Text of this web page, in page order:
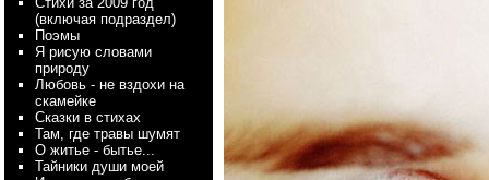
(включая подраздел)
Поэмы
Я рисую словами
природу
Любовь - не вздохи на
скамейке
Сказки в стихах
Там, где травы шумят
О житье - бытье...
Тайники души моей